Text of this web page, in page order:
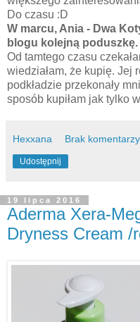
Do czasu :D
W marcu, Ania - Dwa
blogu kolejną poduszkę.
Od tamtego czasu
wiedziałam, że kupię. Jej
podkładzie przekonały
sposób kupiłam jak tylko
Hexxana Brak
Udostępnij
19 lipca 2016
Aderma Xera-
Dryness Cream /